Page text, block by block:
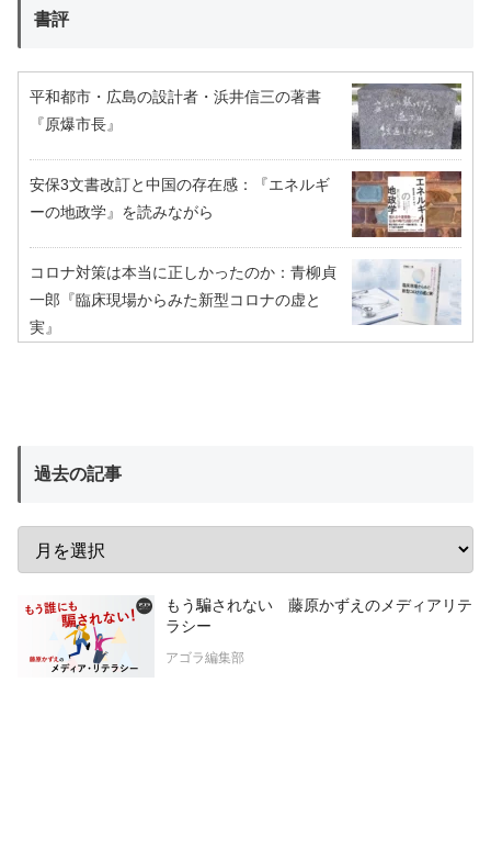
書評
平和都市・広島の設計者・浜井信三の著書
『原爆市長』
安保3文書改訂と中国の存在感：『エネルギ
ーの地政学』を読みながら
コロナ対策は本当に正しかったのか：青柳貞
一郎『臨床現場からみた新型コロナの虚と
実』
過去の記事
もう騙されない 藤原かずえのメディアリテ
ラシー
アゴラ編集部